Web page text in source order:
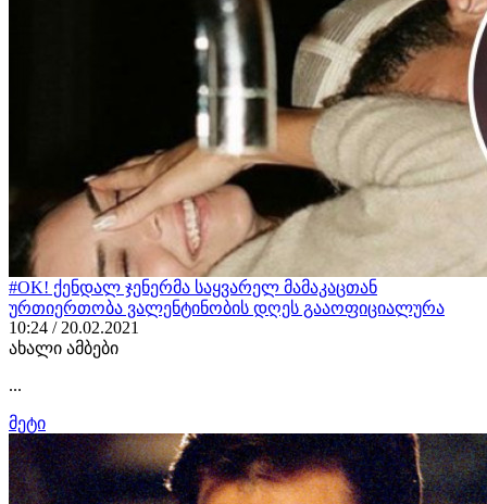
#OK! ქენდალ ჯენერმა საყვარელ მამაკაცთან
ურთიერთობა ვალენტინობის დღეს გააოფიციალურა
10:24 / 20.02.2021
ახალი ამბები
...
მეტი